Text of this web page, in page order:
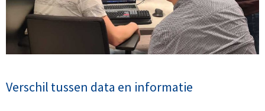
Verschil tussen data en informatie